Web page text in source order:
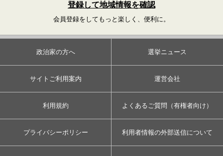
登録して地域情報を確認
会員登録をしてもっと楽しく、便利に。
政治家の方へ 選挙ニュース
サイトご利用案内 運営会社
利用規約 よくあるご質問（有権者向け）
プライバシーポリシー 利用者情報の外部送信について